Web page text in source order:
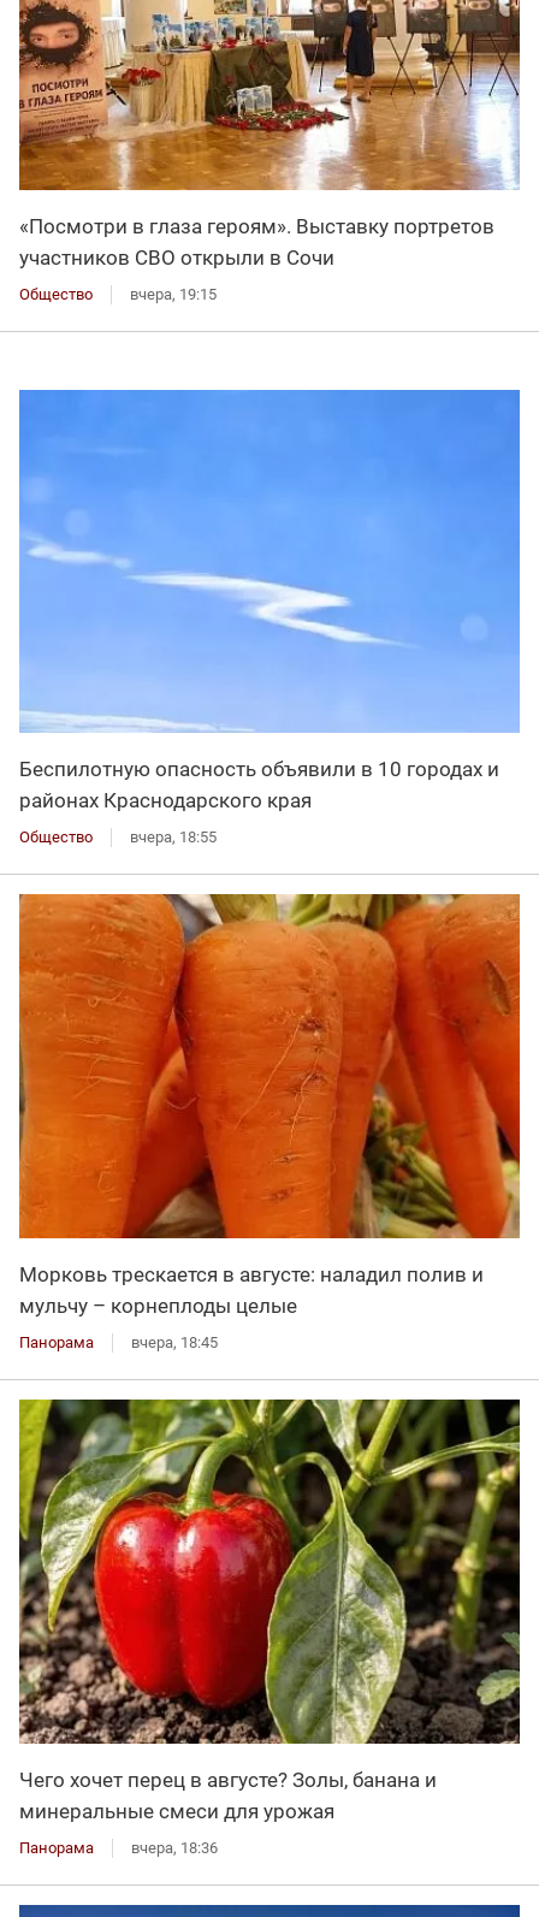
«Посмотри в глаза героям». Выставку портретов
участников СВО открыли в Сочи
Общество вчера, 19:15
Беспилотную опасность объявили в 10 городах и
районах Краснодарского края
Общество вчера, 18:55
Морковь трескается в августе: наладил полив и
мульчу – корнеплоды целые
Панорама вчера, 18:45
Чего хочет перец в августе? Золы, банана и
минеральные смеси для урожая
Панорама вчера, 18:36